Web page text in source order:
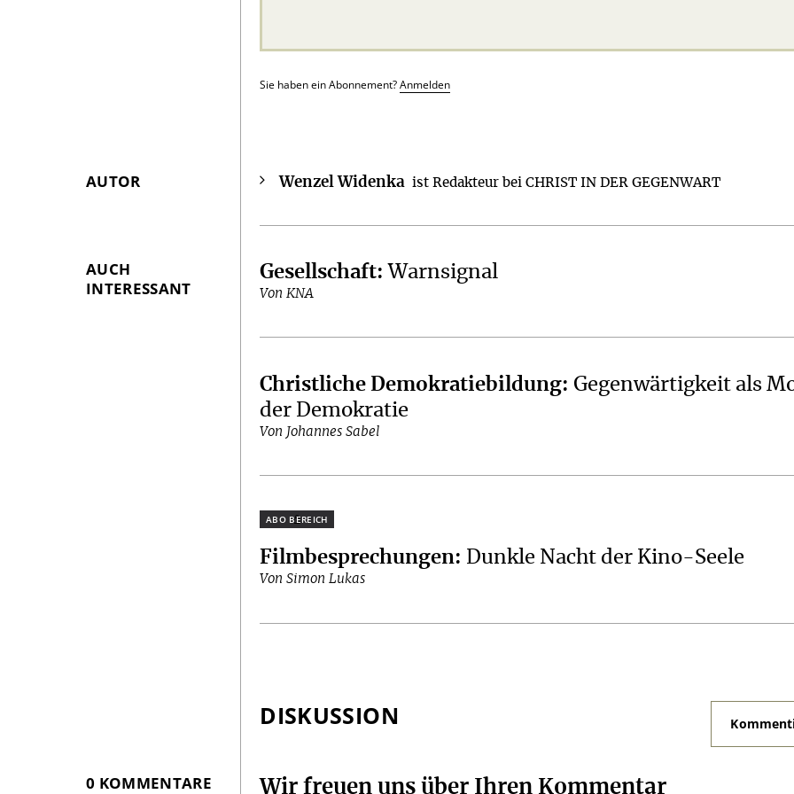
Sie haben ein Abonnement?Anmelden
Überschrift
AUTOR Wenzel Widenka ist Redakteur bei CHRIST IN DER GEGENWART
AUCH
INTERESSANT
Gesellschaft: Warnsignal
Von KNA
Christliche Demokratiebildung: Gegenwärtigkeit als
der Demokratie
Von Johannes Sabel
Plus
Filmbesprechungen: Dunkle Nacht der Kino-Seele
Von Simon Lukas
DISKUSSION
0 KOMMENTARE Wir freuen uns über Ihren Kommentar